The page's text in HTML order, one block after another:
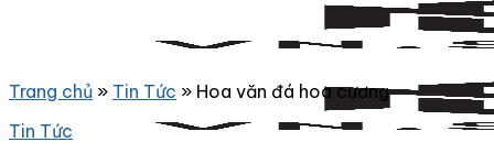
Trang chủ » Tin Tức » Hoa văn đá hoa cương
Tin Tức